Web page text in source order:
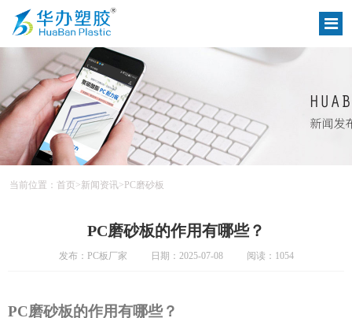
当前位置： 首页>新闻资讯> PC磨砂板
PC磨砂板的作用有哪些？
发布：PC板厂家 日期：2025-07-08 阅读：1054
PC磨砂板的作用有哪些？